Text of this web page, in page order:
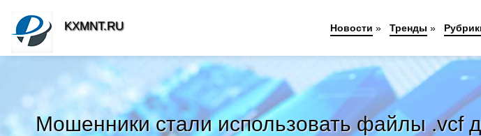
Мошенники стали использовать файлы .vcf
KXMNT.RU Новости » Тренды »